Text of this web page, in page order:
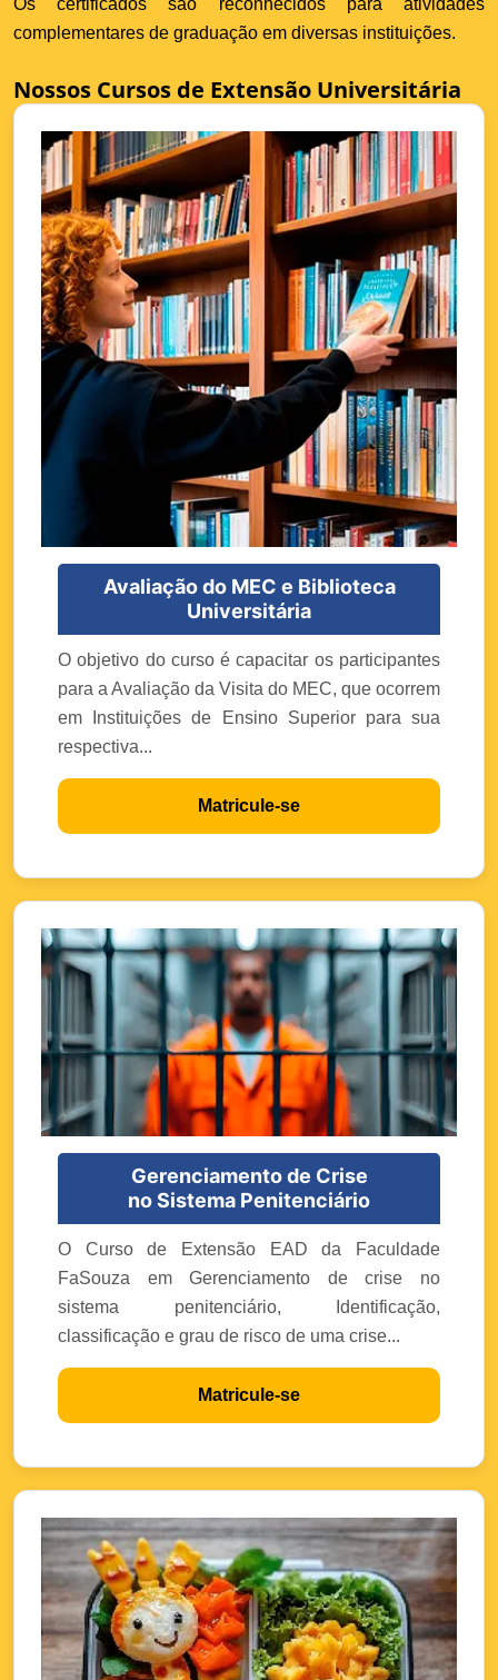
Os certificados são reconhecidos para atividades
complementares de graduação em diversas instituições.
Nossos Cursos de Extensão Universitária
Avaliação do MEC e Biblioteca
Universitária
O objetivo do curso é capacitar os participantes
para a Avaliação da Visita do MEC, que ocorrem
em Instituições de Ensino Superior para sua
respectiva...
Matricule-se
Gerenciamento de Crise
no Sistema Penitenciário
O Curso de Extensão EAD da Faculdade
FaSouza em Gerenciamento de crise no
sistema penitenciário, Identificação,
classificação e grau de risco de uma crise...
Matricule-se